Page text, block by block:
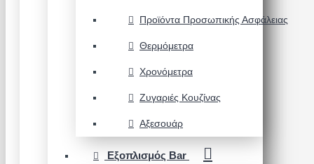
Προϊόντα Προσωπικής Ασφάλειας
Θερμόμετρα
Χρονόμετρα
Ζυγαριές Κουζίνας
Αξεσουάρ
Εξοπλισμός Bar